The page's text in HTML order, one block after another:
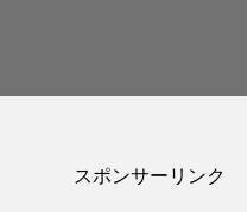
スポンサーリンク